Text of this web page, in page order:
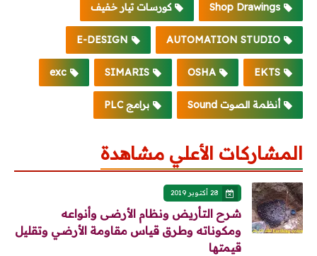
Shop Drawings كورسات تيار خفيف
AUTOMATION STUDIO
E-DESIGN
EKTS
OSHA
SIMARIS
exc
أنظمة الصوت Sound برامج PLC
المشاركات الأعلي مشاهدة
28 أكتوبر 2019
شرح التأريض ونظام الأرضى وأنواعه
ومكوناته وطرق قياس مقاومة الأرضي وتقليل
قيمتها